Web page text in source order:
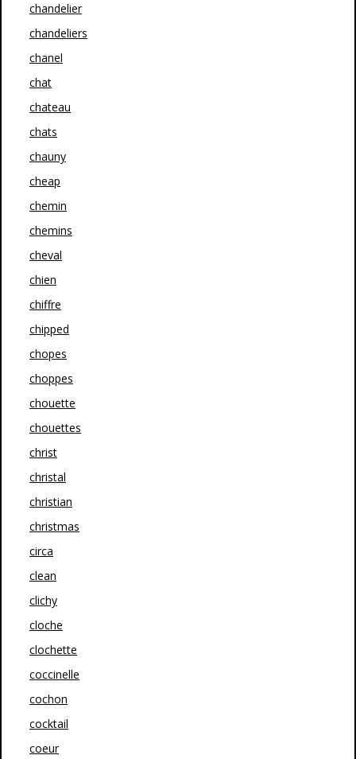
chandelier
chandeliers
chanel
chat
chateau
chats
chauny
cheap
chemin
chemins
cheval
chien
chiffre
chipped
chopes
choppes
chouette
chouettes
christ
christal
christian
christmas
circa
clean
clichy
cloche
clochette
coccinelle
cochon
cocktail
coeur